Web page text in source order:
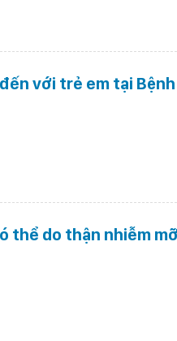
với trẻ em tại
thể do thận nhiễm